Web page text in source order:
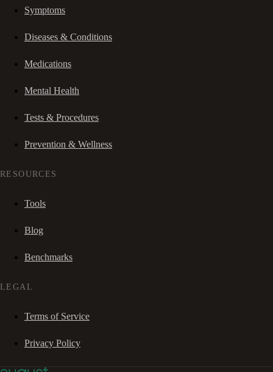
Symptoms
Diseases & Conditions
Medications
Mental Health
Tests & Procedures
Prevention & Wellness
RESOURCES
Tools
Blog
Benchmarks
LEGAL
Terms of Service
Privacy Policy